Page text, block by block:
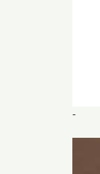
-